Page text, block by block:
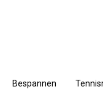
Bespannen